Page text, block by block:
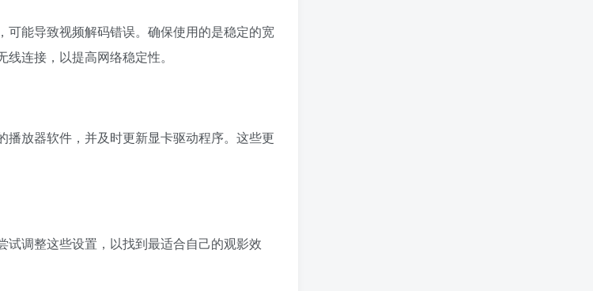
能导致视频解码错误。确保使用的是稳定的宽
连接，以提高网络稳定性。
放器软件，并及时更新显卡驱动程序。这些更
调整这些设置，以找到最适合自己的观影效